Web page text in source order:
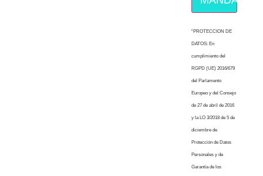
“PROTECCION DE
DATOS: En
cumplimiento del
RGPD (UE) 2016/679
del Parlamento
Europeo y del Consejo
de 27 de abril de 2016
y la LO 3/2018 de 5 de
diciembre de
Protección de Datos
Personales y de
Garantía de los